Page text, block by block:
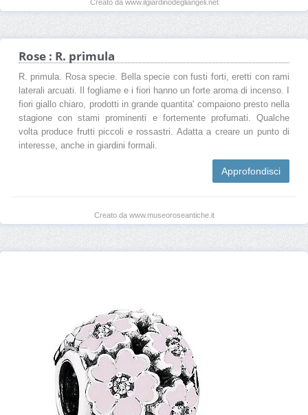
Creato da www.ilgiardinodegliangeli.net
Rose : R. primula
R. primula. Rosa specie. Bella specie con fusti forti, eretti con rami
laterali arcuati. Il fogliame e i fiori hanno un forte aroma di incenso. I
fiori giallo chiaro, prodotti in grande quantita' compaiono presto nella
stagione con stami prominenti e fortemente profumati. Qualche
volta produce frutti piccoli e rossastri. Adatta a creare un punto di
interesse, anche in giardini formali.
Approfondisci
Creato da www.museoroseantiche.it